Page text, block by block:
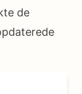
de